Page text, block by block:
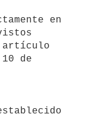
en
artículo
de